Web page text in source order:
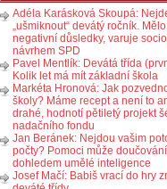
Adéla Karásková Skoupá:
„ušmiknout“ devátý ročník.
negativní důsledky, varuje
návrhem SPD
Pavel Mentlík: Devátá třída
Kolik let má mít základní škola
Markéta Hronová: Jak
školy? Máme recept a není to
drahé, hodnotí pětiletý projekt
nadačního fondu
Jan Beránek: Nejdou vašim
počty? Pomoci může
dohledem umělé inteligence
Josef Mačí: Babiš vrací do hry